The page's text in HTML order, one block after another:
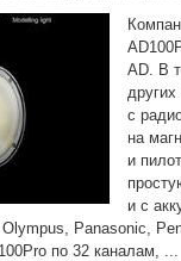
AD. В
с
на
и
и с
Panasonic,
по 32 каналам, ...